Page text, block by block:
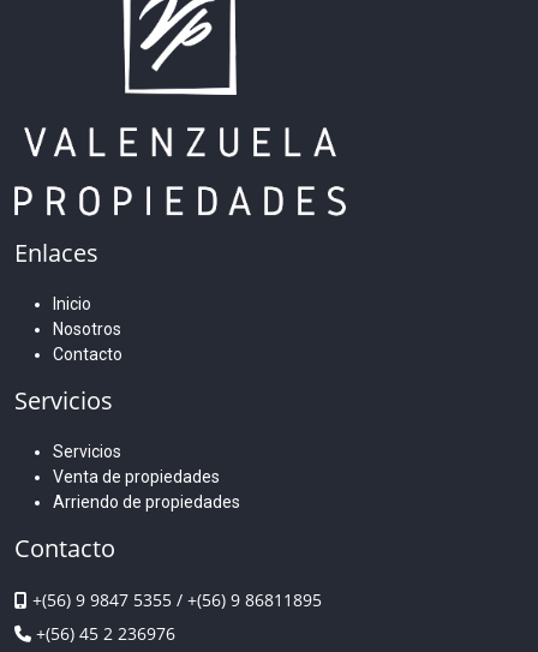
Enlaces
Inicio
Nosotros
Contacto
Servicios
Servicios
Venta de propiedades
Arriendo de propiedades
Contacto
+(56) 9 9847 5355 / +(56) 9 86811895
+(56) 45 2 236976